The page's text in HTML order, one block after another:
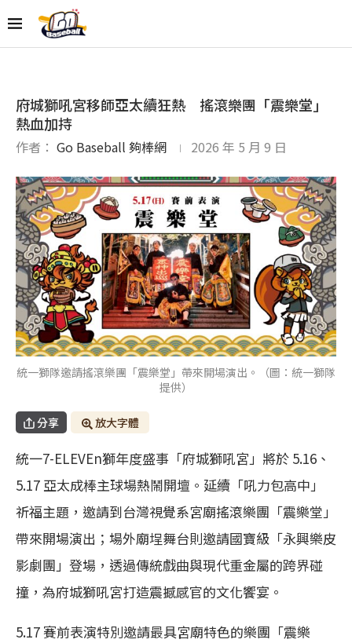
府城獅吼宮移師亞太續狂熱 搖滾樂團「震樂堂」
熱血加持
作者： Go Baseball 夠棒網 2026 年 5 月 9 日
統一獅隊邀請搖滾樂團「震樂堂」帶來開場演出。（圖：統一獅隊
提供）
分享 放大字體
統一7-ELEVEn獅年度盛事「府城獅吼宮」將於 5.16、
5.17 亞太成棒主球場熱鬧開壇。延續「吼力包高中」
祈福主題，邀請到台灣視覺系宮廟搖滾樂團「震樂堂」
帶來開場演出；場外廟埕舞台則邀請國寶級「永興樂皮
影劇團」登場，透過傳統戲曲與現代重金屬的跨界碰
撞，為府城獅吼宮打造震撼感官的文化饗宴。
5.17 賽前表演特別邀請最具宮廟特色的樂團「震樂